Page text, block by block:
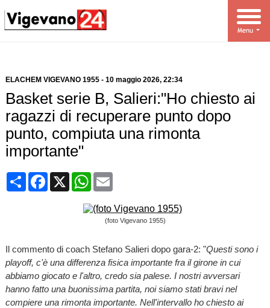
ELACHEM VIGEVANO 1955- 10 maggio 2026, 22:34
Basket serie B, Salieri:"Ho chiesto ai
ragazzi di recuperare punto dopo
punto, compiuta una rimonta
importante"
CondividiFacebook
X WhatsApp
Email
(foto Vigevano 1955)
Il commento di coach Stefano Salieri dopo gara-2: "Questi sono i
playoff, c'è una differenza fisica importante fra il girone in cui
abbiamo giocato e l'altro, credo sia palese. I nostri avversari
hanno fatto una buonissima partita, noi siamo stati bravi nel
compiere una rimonta importante. Nell'intervallo ho chiesto ai